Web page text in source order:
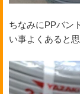
ちなみにPPバン
い事よくあると思